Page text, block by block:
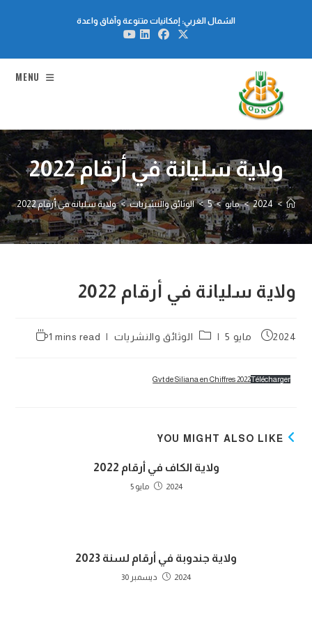
الشمال الغربي: إمكانيات متنوعة وآفاق واعدة
MENU
ولاية سليانة في أرقام 2022
>
2024
> مايو >
5
> الوثائق والنشريات > ولاية سليانة في أرقام 2022
ولاية سليانة في أرقام 2022
Post
2024 مايو 5
Postالوثائق والنشريات
Reading
1 mins read
Gvt de Siliana en Chiffres 2022Télécharger
YOU MIGHT ALSO LIKE
ولاية الكاف في أرقام 2022
2024 مايو 5
ولاية جندوبة في أرقام لسنة 2023
2024 ديسمبر 30